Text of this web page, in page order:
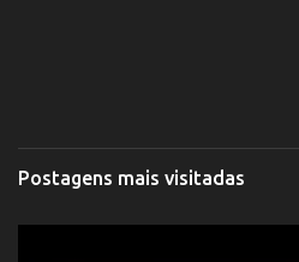
Postagens mais visitadas